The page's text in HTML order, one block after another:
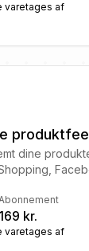
varetages af
dine
169 kr.
varetages af